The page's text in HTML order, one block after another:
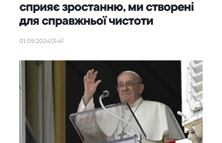
сприяє зростанню, ми створені
для справжньої чистоти
01.09.202413:41